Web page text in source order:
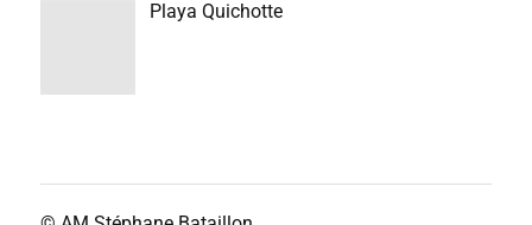
Playa Quichotte